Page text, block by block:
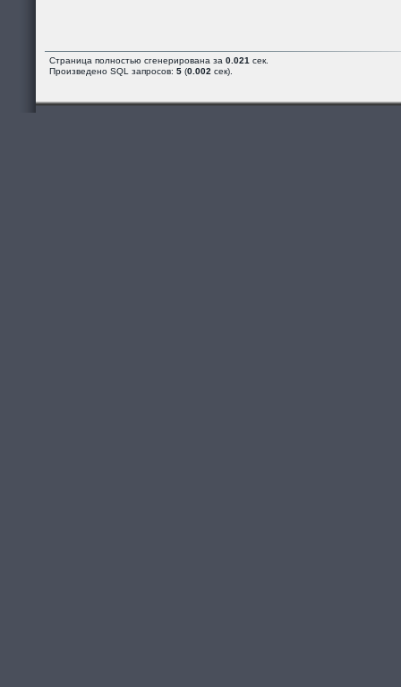
Страница полностью сгенерирована за 0.021 сек.
Произведено SQL запросов: 5 (0.002 сек).